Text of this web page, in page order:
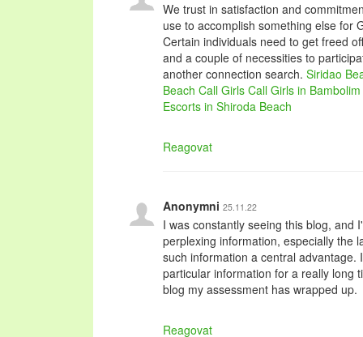
We trust in satisfaction and
use to accomplish something else for
Certain individuals need to get freed
and a couple of necessities to
another connection search. Siridao
Beach Call Girls Call Girls in
Escorts in Shiroda Beach
Reagovat
Anonymni 25.11.22
I was constantly seeing this blog, and
perplexing information, especially the
such information a central advantage.
particular information for a really long
blog my assessment has wrapped up.
Reagovat